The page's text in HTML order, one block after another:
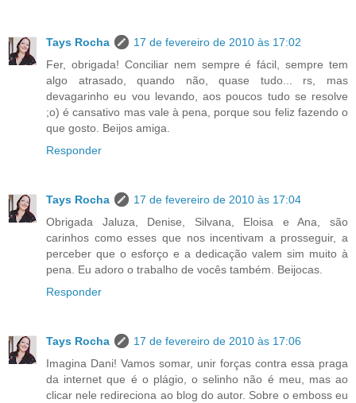
Tays Rocha
17 de fevereiro de 2010 às 17:02
Fer, obrigada! Conciliar nem sempre é fácil, sempre tem
algo atrasado, quando não, quase tudo... rs, mas
devagarinho eu vou levando, aos poucos tudo se resolve
;o) é cansativo mas vale à pena, porque sou feliz fazendo o
que gosto. Beijos amiga.
Responder
Tays Rocha
17 de fevereiro de 2010 às 17:04
Obrigada Jaluza, Denise, Silvana, Eloisa e Ana, são
carinhos como esses que nos incentivam a prosseguir, a
perceber que o esforço e a dedicação valem sim muito à
pena. Eu adoro o trabalho de vocês também. Beijocas.
Responder
Tays Rocha
17 de fevereiro de 2010 às 17:06
Imagina Dani! Vamos somar, unir forças contra essa praga
da internet que é o plágio, o selinho não é meu, mas ao
clicar nele redireciona ao blog do autor. Sobre o emboss eu